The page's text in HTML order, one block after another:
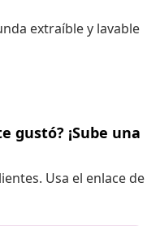
extraíble y lavable
gustó? ¡Sube una
Usa el enlace de